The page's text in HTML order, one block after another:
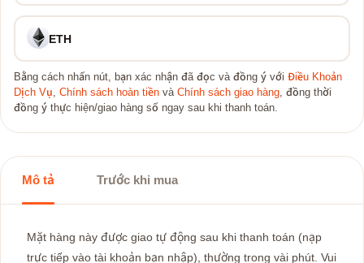
ETH
Bằng cách nhấn nút, bạn xác nhận đã đọc và đồng ý với Điều Khoản
Dịch Vụ, Chính sách hoàn tiền và Chính sách giao hàng, đồng thời
đồng ý thực hiện/giao hàng số ngay sau khi thanh toán.
Mô tả Trước khi mua
Mặt hàng này được giao tự động sau khi thanh toán (nạp
trực tiếp vào tài khoản bạn nhập), thường trong vài phút. Vui